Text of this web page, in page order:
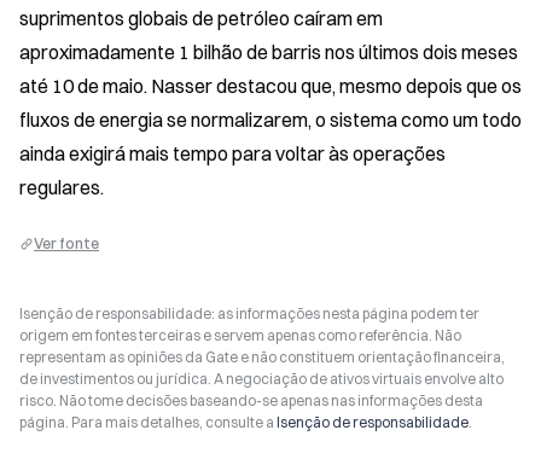
suprimentos globais de petróleo caíram em
aproximadamente 1 bilhão de barris nos últimos dois meses
até 10 de maio. Nasser destacou que, mesmo depois que os
fluxos de energia se normalizarem, o sistema como um todo
ainda exigirá mais tempo para voltar às operações
regulares.
Ver fonte
Isenção de responsabilidade: as informações nesta página podem ter
origem em fontes terceiras e servem apenas como referência. Não
representam as opiniões da Gate e não constituem orientação financeira,
de investimentos ou jurídica. A negociação de ativos virtuais envolve alto
risco. Não tome decisões baseando-se apenas nas informações desta
página. Para mais detalhes, consulte a Isenção de responsabilidade.